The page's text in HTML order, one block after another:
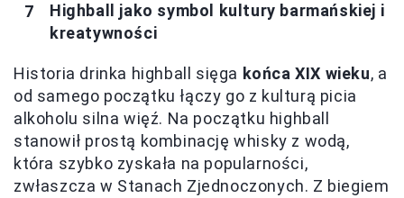
Highball jako symbol kultury barmańskiej i
kreatywności
Historia drinka highball sięga końca XIX wieku, a
od samego początku łączy go z kulturą picia
alkoholu silna więź. Na początku highball
stanowił prostą kombinację whisky z wodą,
która szybko zyskała na popularności,
zwłaszcza w Stanach Zjednoczonych. Z biegiem